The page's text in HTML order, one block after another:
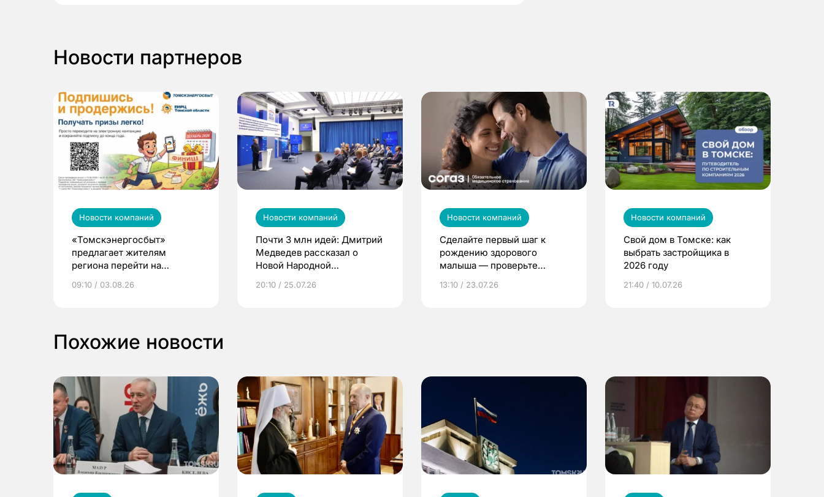
Новости партнеров
Новости компаний
«Томскэнергосбыт»
предлагает жителям
региона перейти на
выиграть призы
09:10 / 03.08.26
Новости компаний
Почти 3 млн идей: Дмитрий
Медведев рассказал о
Новой Народной
20:10 / 25.07.26
Новости компаний
Сделайте первый шаг к
рождению здорового
малыша — проверьте
по ОМС!
13:10 / 23.07.26
Новости компаний
Свой дом в Томске: как
выбрать застройщика в
2026 году
21:40 / 10.07.26
Похожие новости